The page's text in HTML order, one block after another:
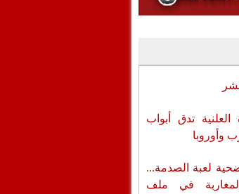
تدق أبواب
وأوروبا
لعبة الصدمة...
في ملف